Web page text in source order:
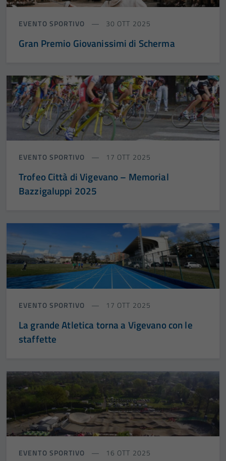
EVENTO SPORTIVO 30 OTT 2025
Gran Premio Giovanissimi di Scherma
EVENTO SPORTIVO 17 OTT 2025
Trofeo Città di Vigevano – Memorial
Bazzigaluppi 2025
EVENTO SPORTIVO 17 OTT 2025
La grande Atletica torna a Vigevano con le
staffette
EVENTO SPORTIVO 16 OTT 2025
Questi cookie
sono necessari
per il
funzionamento
del sito e non
possono
essere
Questi cookie